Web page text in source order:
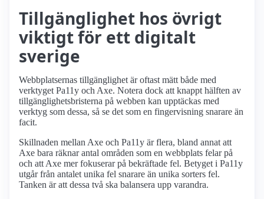
Tillgänglighet hos övrigt
viktigt för ett digitalt
sverige
Webbplatsernas tillgänglighet är oftast mätt både med
verktyget Pa11y och Axe. Notera dock att knappt hälften av
tillgänglighetsbristerna på webben kan upptäckas med
verktyg som dessa, så se det som en fingervisning snarare än
facit.
Skillnaden mellan Axe och Pa11y är flera, bland annat att
Axe bara räknar antal områden som en webbplats felar på
och att Axe mer fokuserar på bekräftade fel. Betyget i Pa11y
utgår från antalet unika fel snarare än unika sorters fel.
Tanken är att dessa två ska balansera upp varandra.